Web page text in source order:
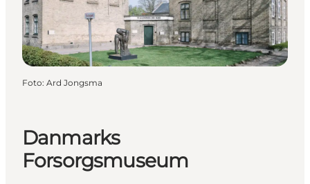
Planlæg din tur
Danmarks
Forsorgsmuseum
Foto: Ard Jongsma